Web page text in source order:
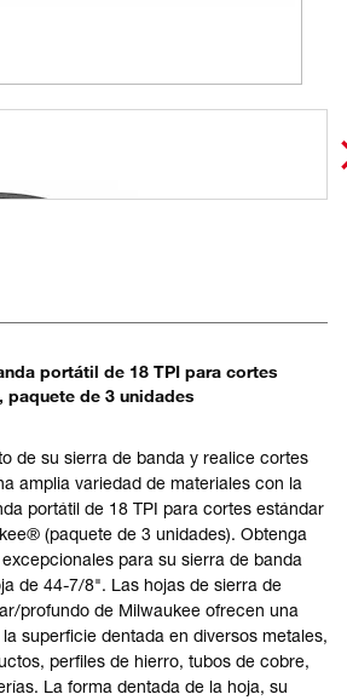
portátil de 18 TPI para cortes
de 3 unidades
de su sierra de banda y realice cortes
amplia variedad de materiales con la
portátil de 18 TPI para cortes estándar
(paquete de 3 unidades). Obtenga
para su sierra de banda
de 44-7/8". Las hojas de sierra de
profundo de Milwaukee ofrecen una
superficie dentada en diversos metales,
perfiles de hierro, tubos de cobre,
La forma dentada de la hoja, su